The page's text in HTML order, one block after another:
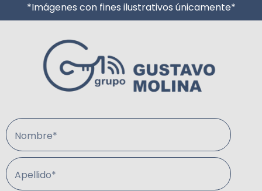
*Imágenes con fines ilustrativos únicamente*
Nombre*
Apellido*